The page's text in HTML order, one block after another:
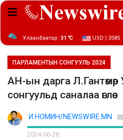
Улаанбаатар: 31 ℃ USD | 3585
ПАРЛАМЕНТЫН СОНГУУЛЬ 2024
АН-ын дарга
сонгуульд саналаа өглөө
И.НОМИН/NEWSWIRE.MN
2024-06-28